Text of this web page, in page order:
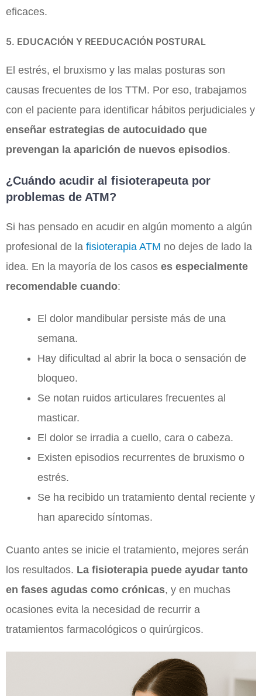
eficaces.
5. EDUCACIÓN Y REEDUCACIÓN POSTURAL
El estrés, el bruxismo y las malas posturas son
causas frecuentes de los TTM. Por eso, trabajamos
con el paciente para identificar hábitos perjudiciales y
enseñar estrategias de autocuidado que
prevengan la aparición de nuevos episodios.
¿Cuándo acudir al fisioterapeuta por
problemas de ATM?
Si has pensado en acudir en algún momento a algún
profesional de la fisioterapia ATM no dejes de lado la
idea. En la mayoría de los casos es especialmente
recomendable cuando:
El dolor mandibular persiste más de una
semana.
Hay dificultad al abrir la boca o sensación de
bloqueo.
Se notan ruidos articulares frecuentes al
masticar.
El dolor se irradia a cuello, cara o cabeza.
Existen episodios recurrentes de bruxismo o
estrés.
Se ha recibido un tratamiento dental reciente y
han aparecido síntomas.
Cuanto antes se inicie el tratamiento, mejores serán
los resultados. La fisioterapia puede ayudar tanto
en fases agudas como crónicas, y en muchas
ocasiones evita la necesidad de recurrir a
tratamientos farmacológicos o quirúrgicos.